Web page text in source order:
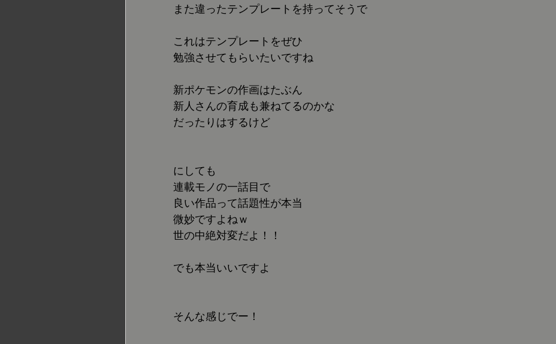
また違ったテンプレートを持ってそうで
これはテンプレートをぜひ
勉強させてもらいたいですね
新ポケモンの作画はたぶん
新人さんの育成も兼ねてるのかな
だったりはするけど
にしても
連載モノの一話目で
良い作品って話題性が本当
微妙ですよねｗ
世の中絶対変だよ！！
でも本当いいですよ
そんな感じでー！